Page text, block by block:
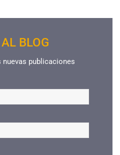
BLOG
nuevas publicaciones